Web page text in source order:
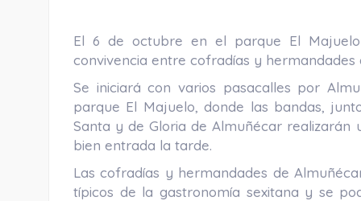
El 6 de octubre en el parque El
convivencia entre cofradías y
Se iniciará con varios pasacalles por
parque El Majuelo, donde las bandas,
Santa y de Gloria de Almuñécar realizarán
bien entrada la tarde.
Las cofradías y hermandades de
típicos de la gastronomía sexitana y se